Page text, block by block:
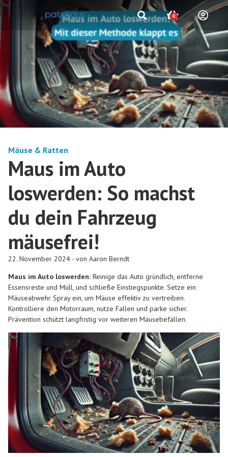
0
Mäuse & Ratten
Maus im Auto
loswerden: So machst
du dein Fahrzeug
mäusefrei!
22. November 2024 - von Aaron Berndt
Maus im Auto loswerden: Reinige das Auto gründlich, entferne
Essensreste und Müll, und schließe Einstiegspunkte. Setze ein
Mäuseabwehr Spray ein, um Mäuse effektiv zu vertreiben.
Kontrolliere den Motorraum, nutze Fallen und parke sicher.
Prävention schützt langfristig vor weiteren Mäusebefällen.